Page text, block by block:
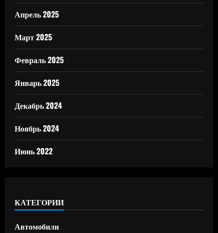
Апрель 2025
Март 2025
Февраль 2025
Январь 2025
Декабрь 2024
Ноябрь 2024
Июнь 2022
КАТЕГОРИИ
Автомобили